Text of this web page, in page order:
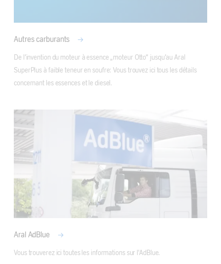
Autres carburants
De l’invention du moteur à essence „moteur Otto“ jusqu’au Aral
SuperPlus à faible teneur en soufre: Vous trouvez ici tous les détails
concernant les essences et le diesel.
Aral AdBlue
Vous trouverez ici toutes les informations sur l'AdBlue.